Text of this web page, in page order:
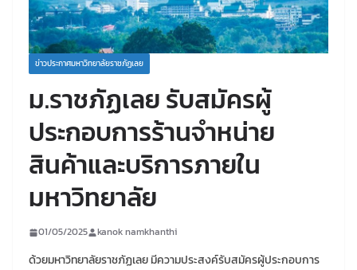
ข่าวประกาศมหาวิทยาลัยราชภัฏเลย
ม.ราชภัฏเลย รับสมัครผู้
ประกอบการร้านจำหน่าย
สินค้าและบริการภายใน
มหาวิทยาลัย
01/05/2025 kanok namkhanthi
ด้วยมหาวิทยาลัยราชภัฏเลย มีความประสงค์รับสมัครผู้ประกอบการ